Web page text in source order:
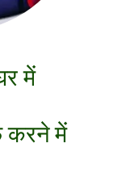
में
करने में